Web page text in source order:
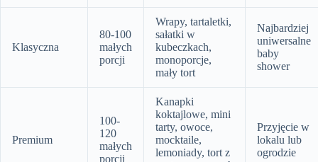
Klasyczna
80-100
małych
porcji
Wrapy, tartaletki,
sałatki w
kubeczkach,
monoporcje,
mały tort
Najbardziej
uniwersalne
baby
shower
Premium
100-
120
małych
porcji
Kanapki
koktajlowe, mini
tarty, owoce,
mocktaile,
lemoniady, tort z
Przyjęcie w
lokalu lub
ogrodzie